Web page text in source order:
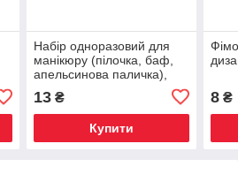
Набір одноразовий для
манікюру (пілочка, баф,
апельсинова паличка),
13₴
Купити
8 ₴